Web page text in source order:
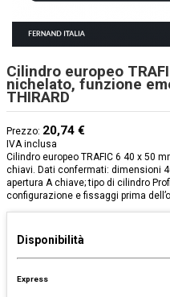
Cilindro europeo
nichelato, funzione
THIRARD
Prezzo: 20,74 €
IVA inclusa
Cilindro europeo TRAFIC 6 40 x 50
chiavi. Dati confermati: dimensioni
apertura A chiave; tipo di cilindro
configurazione e fissaggi prima
Disponibilità
Express